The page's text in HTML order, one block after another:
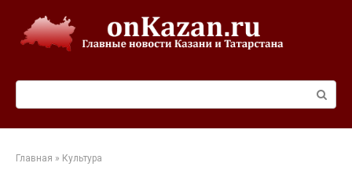
контенту
Главная » Культура